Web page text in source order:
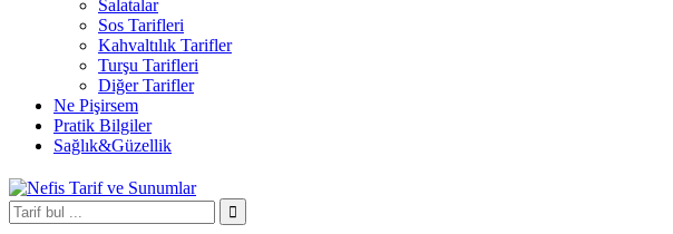
Salatalar
Sos Tarifleri
Kahvaltılık Tarifler
Turşu Tarifleri
Diğer Tarifler
Ne Pişirsem
Pratik Bilgiler
Sağlık&Güzellik